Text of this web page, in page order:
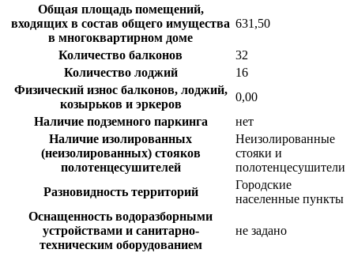
Общая площадь помещений,
входящих в состав общего имущества
в многоквартирном доме
631,50
Количество балконов
32
Количество лоджий
16
Физический износ балконов, лоджий,
козырьков и эркеров
0,00
Наличие подземного паркинга
нет
Наличие изолированных
(неизолированных) стояков
полотенцесушителей
Неизолированные
стояки и
полотенцесушители
Разновидность территорий
Городские
населенные пункты
Оснащенность водоразборными
устройствами и санитарно-
техническим оборудованием
не задано